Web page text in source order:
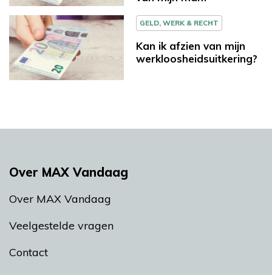
GELD, WERK & RECHT
Kan ik afzien van mijn
werkloosheidsuitkering?
Over MAX Vandaag
Over MAX Vandaag
Veelgestelde vragen
Contact